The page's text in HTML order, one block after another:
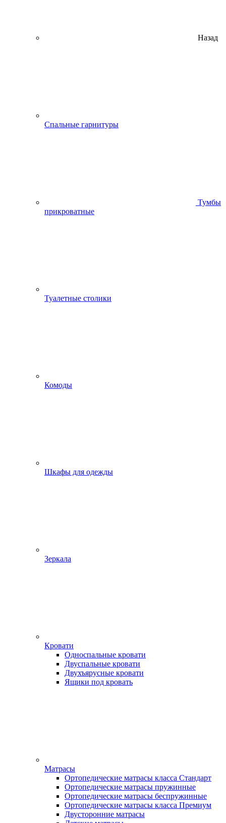
Назад
Спальные гарнитуры
Тумбы
прикроватные
Туалетные столики
Комоды
Шкафы для одежды
Зеркала
Кровати
Односпальные кровати
Двуспальные кровати
Двухъярусные кровати
Ящики под кровать
Матрасы
Ортопедические матрасы класса Стандарт
Ортопедические матрасы пружинные
Ортопедические матрасы беспружинные
Ортопедические матрасы класса Премиум
Двусторонние матрасы